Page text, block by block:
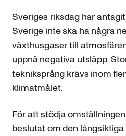
Sveriges riksdag har
Sverige inte ska ha några
växthusgaser till
uppnå negativa utsläpp.
tekniksprång krävs inom
klimatmålet.
För att stödja
beslutat om den